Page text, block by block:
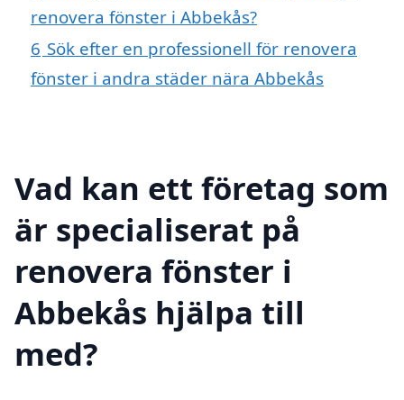
renovera fönster i Abbekås?
6 Sök efter en professionell för renovera
fönster i andra städer nära Abbekås
Vad kan ett företag som
är specialiserat på
renovera fönster i
Abbekås hjälpa till
med?